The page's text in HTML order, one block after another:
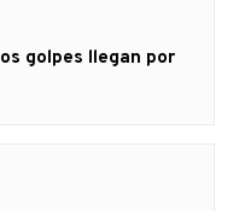
golpes llegan por